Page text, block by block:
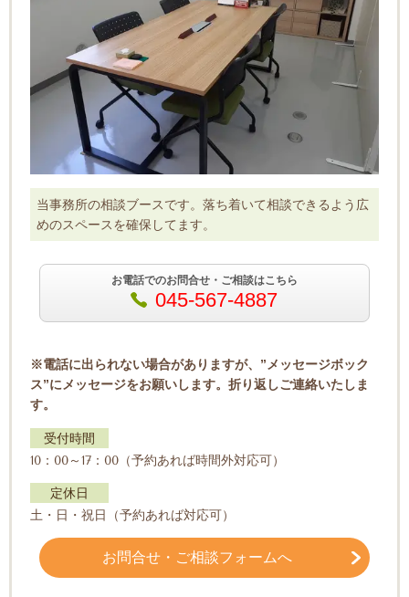
当事務所の相談ブースです。落ち着いて相談できるよう広
めのスペースを確保してます。
お電話でのお問合せ・ご相談はこちら
045-567-4887
※電話に出られない場合がありますが、”メッセージボック
ス”にメッセージをお願いします。折り返しご連絡いたしま
す。
受付時間
10：00～17：00（予約あれば時間外対応可）
定休日
土・日・祝日（予約あれば対応可）
お問合せ・ご相談フォームへ